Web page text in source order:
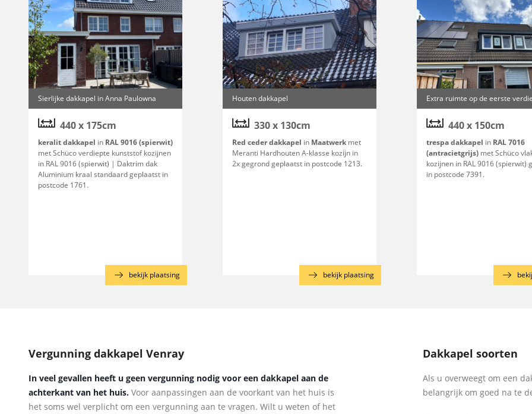
Sierlijke dakkapel in Anna Paulowna
440 x 175cm
keralit dakkapel in RAL 9016 (spierwit)
met Schüco verdiepte kunststof kozijnen
in RAL 9016 (spierwit) | Daktrim dak
Aluminium kraal standaard geplaatst in
postcode 1761.
bekijk plaatsing
Houten dakkapel
330 x 130cm
Red ceder dakkapel in Maatwerk met
Meranti Hardhouten A-klasse kozijn in
2x gegrond geplaatst in postcode 1213.
bekijk plaatsing
Extra ruimte op de eerste
440 x 150cm
trespa dakkapel in RAL 7016
(antracietgrijs) met Schüco
kozijnen in RAL 9016 (spierwit)
in postcode 7391.
Vergunning dakkapel Venray
In veel gevallen heeft u geen vergunning nodig voor een dakkapel aan de
achterkant van het huis. Voor aanpassingen aan de voorkant van het huis is
het soms wel verplicht om een vergunning aan te vragen. Wilt u weten of het
Dakkapel soorten
Als u overweegt om een
belangrijk om goed na te